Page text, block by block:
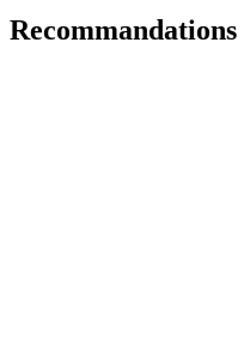
Recommandations